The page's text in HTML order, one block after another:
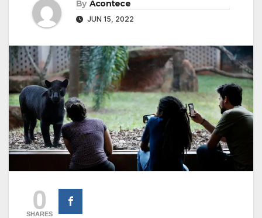
By Acontece
JUN 15, 2022
0
SHARES